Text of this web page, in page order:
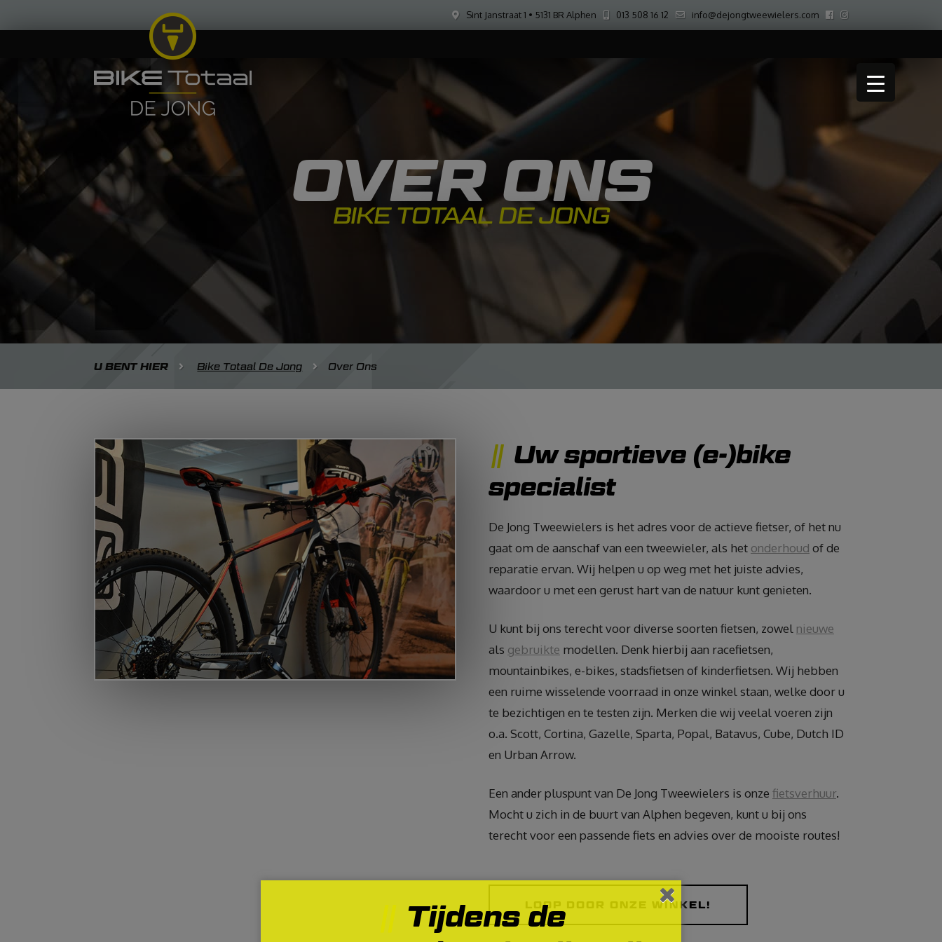
Sint Janstraat 1 • 5131 BR Alphen 013 508 16 12 info@dejongtweewielers.com
OVER ONS
BIKE TOTAAL DE JONG
U BENT HIER Bike Totaal De Jong Over Ons
Uw sportieve (e-)bike
specialist
De Jong Tweewielers is het adres voor de actieve fietser, of het nu
gaat om de aanschaf van een tweewieler, als het onderhoud of de
reparatie ervan. Wij helpen u op weg met het juiste advies,
waardoor u met een gerust hart van de natuur kunt genieten.
U kunt bij ons terecht voor diverse soorten fietsen, zowel nieuwe
als gebruikte modellen. Denk hierbij aan racefietsen,
mountainbikes, e-bikes, stadsfietsen of kinderfietsen. Wij hebben
een ruime wisselende voorraad in onze winkel staan, welke door u
te bezichtigen en te testen zijn. Merken die wij veelal voeren zijn
o.a. Scott, Cortina, Gazelle, Sparta, Popal, Batavus, Cube, Dutch ID
en Urban Arrow.
Een ander pluspunt van De Jong Tweewielers is onze fietsverhuur.
Mocht u zich in de buurt van Alphen begeven, kunt u bij ons
terecht voor een passende fiets en advies over de mooiste routes!
LOOP DOOR ONZE WINKEL!
Tijdens de